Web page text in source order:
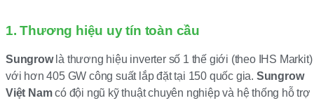
1. Thương hiệu uy tín toàn cầu
Sungrowlà thương hiệu inverter số 1 thế giới (theo IHS Markit)
với hơn 405 GW công suất lắp đặt tại 150 quốc gia. Sungrow
Việt Namcó đội ngũ kỹ thuật chuyên nghiệp và hệ thống hỗ trợ